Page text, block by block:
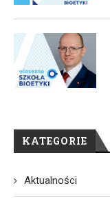
KATEGORIE
Aktualności